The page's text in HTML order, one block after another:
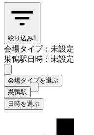
絞り込み1
会場タイプ：未設定
巣鴨駅日時：未設定
会場タイプを選ぶ
巣鴨駅
日時を選ぶ